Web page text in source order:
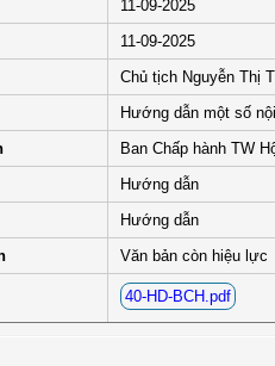
11-09-2025
11-09-2025
Chủ tịch Nguyễn Thị
Hướng dẫn một số
Ban Chấp hành TW
Hướng dẫn
Hướng dẫn
Văn bản còn hiệu lực
40-HD-BCH.pdf